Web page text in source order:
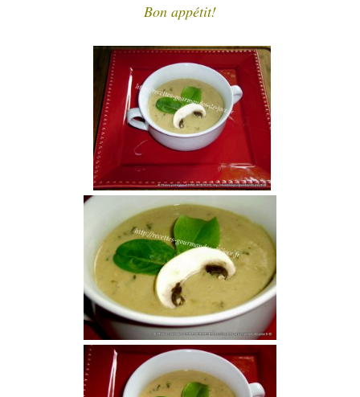
Bon appétit!